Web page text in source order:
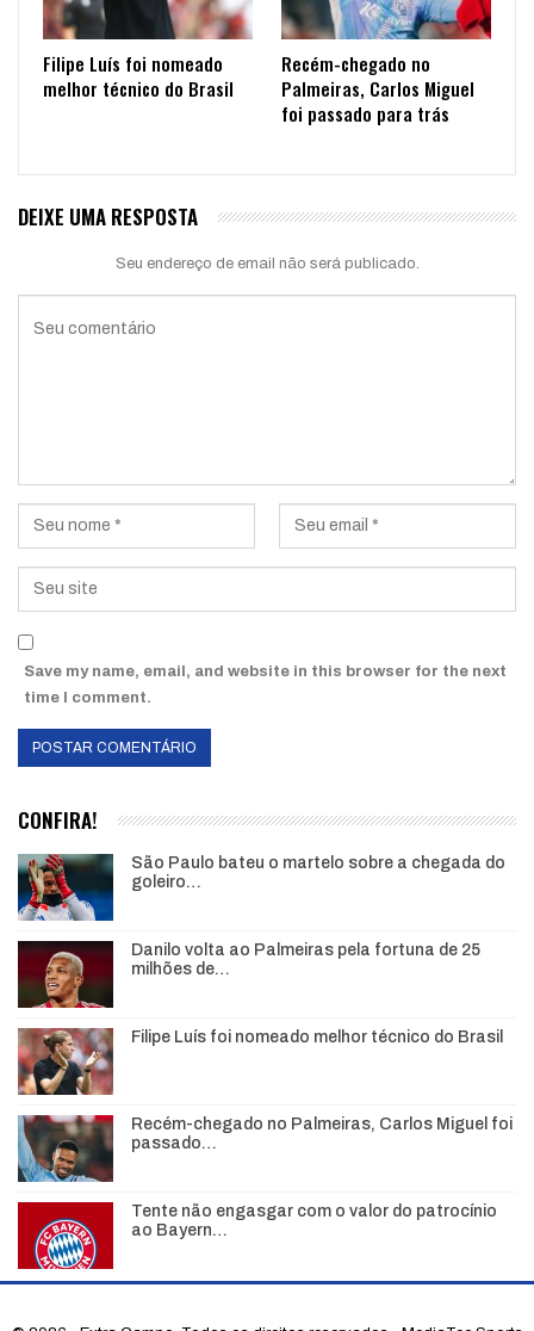
Filipe Luís foi nomeado
melhor técnico do Brasil
Recém-chegado no
Palmeiras, Carlos Miguel
foi passado para trás
DEIXE UMA RESPOSTA
Seu endereço de email não será publicado.
Save my name, email, and website in this browser for the next
time I comment.
CONFIRA!
São Paulo bateu o martelo sobre a chegada do
goleiro…
Danilo volta ao Palmeiras pela fortuna de 25
milhões de…
Filipe Luís foi nomeado melhor técnico do Brasil
Recém-chegado no Palmeiras, Carlos Miguel foi
passado…
Tente não engasgar com o valor do patrocínio
ao Bayern…